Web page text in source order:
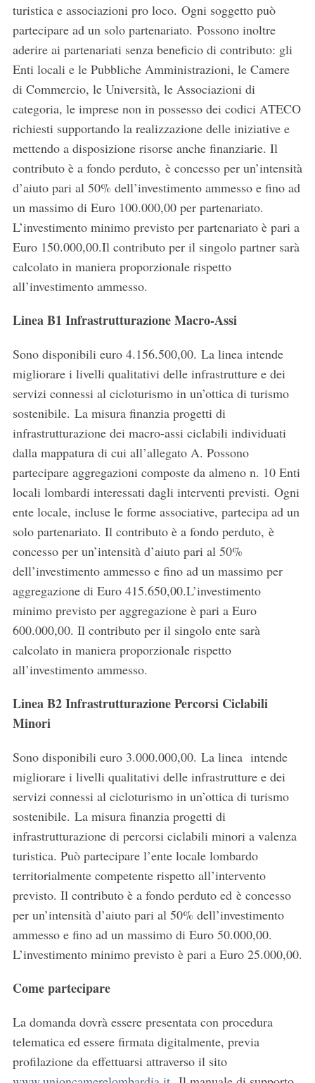
turistica e associazioni pro loco. Ogni soggetto può
partecipare ad un solo partenariato. Possono inoltre
aderire ai partenariati senza beneficio di contributo: gli
Enti locali e le Pubbliche Amministrazioni, le Camere
di Commercio, le Università, le Associazioni di
categoria, le imprese non in possesso dei codici ATECO
richiesti supportando la realizzazione delle iniziative e
mettendo a disposizione risorse anche finanziarie. Il
contributo è a fondo perduto, è concesso per un’intensità
d’aiuto pari al 50% dell’investimento ammesso e fino ad
un massimo di Euro 100.000,00 per partenariato.
L’investimento minimo previsto per partenariato è pari a
Euro 150.000,00.Il contributo per il singolo partner sarà
calcolato in maniera proporzionale rispetto
all’investimento ammesso.
Linea B1 Infrastrutturazione Macro-Assi
Sono disponibili euro 4.156.500,00. La linea intende
migliorare i livelli qualitativi delle infrastrutture e dei
servizi connessi al cicloturismo in un’ottica di turismo
sostenibile. La misura finanzia progetti di
infrastrutturazione dei macro-assi ciclabili individuati
dalla mappatura di cui all’allegato A. Possono
partecipare aggregazioni composte da almeno n. 10 Enti
locali lombardi interessati dagli interventi previsti. Ogni
ente locale, incluse le forme associative, partecipa ad un
solo partenariato. Il contributo è a fondo perduto, è
concesso per un’intensità d’aiuto pari al 50%
dell’investimento ammesso e fino ad un massimo per
aggregazione di Euro 415.650,00.L’investimento
minimo previsto per aggregazione è pari a Euro
600.000,00. Il contributo per il singolo ente sarà
calcolato in maniera proporzionale rispetto
all’investimento ammesso.
Linea B2 Infrastrutturazione Percorsi Ciclabili
Minori
Sono disponibili euro 3.000.000,00. La linea intende
migliorare i livelli qualitativi delle infrastrutture e dei
servizi connessi al cicloturismo in un’ottica di turismo
sostenibile. La misura finanzia progetti di
infrastrutturazione di percorsi ciclabili minori a valenza
turistica. Può partecipare l’ente locale lombardo
territorialmente competente rispetto all’intervento
previsto. Il contributo è a fondo perduto ed è concesso
per un’intensità d’aiuto pari al 50% dell’investimento
ammesso e fino ad un massimo di Euro 50.000,00.
L’investimento minimo previsto è pari a Euro 25.000,00.
Come partecipare
La domanda dovrà essere presentata con procedura
telematica ed essere firmata digitalmente, previa
profilazione da effettuarsi attraverso il sito
S
a
r
c